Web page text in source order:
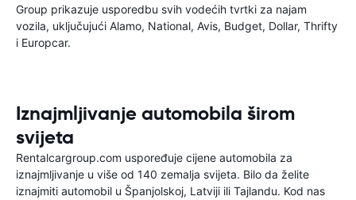
Group prikazuje usporedbu svih vodećih tvrtki za najam
vozila, uključujući Alamo, National, Avis, Budget, Dollar, Thrifty
i Europcar.
Iznajmljivanje automobila širom
svijeta
Rentalcargroup.com uspoređuje cijene automobila za
iznajmljivanje u više od 140 zemalja svijeta. Bilo da želite
iznajmiti automobil u Španjolskoj, Latviji ili Tajlandu. Kod nas